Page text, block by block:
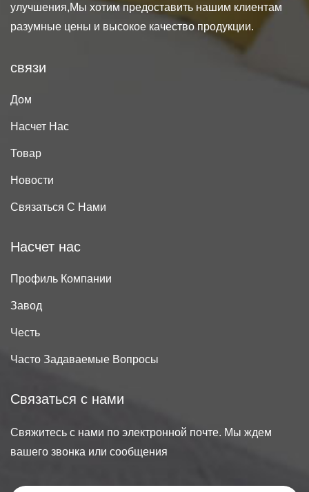
улучшения,Мы хотим предоставить нашим клиентам
разумные цены и высокое качество продукции.
связи
Дом
Насчет Нас
Товар
Новости
Связаться С Нами
Насчет нас
Профиль Компании
Завод
Честь
Часто Задаваемые Вопросы
Связаться с нами
Свяжитесь с нами по электронной почте. Мы ждем
вашего звонка или сообщения